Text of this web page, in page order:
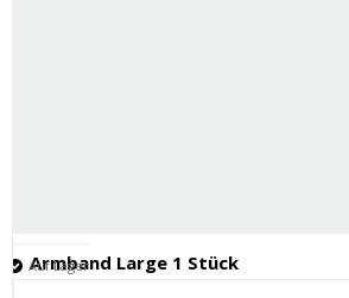
Armband Large 1 Stück
Auf Lager